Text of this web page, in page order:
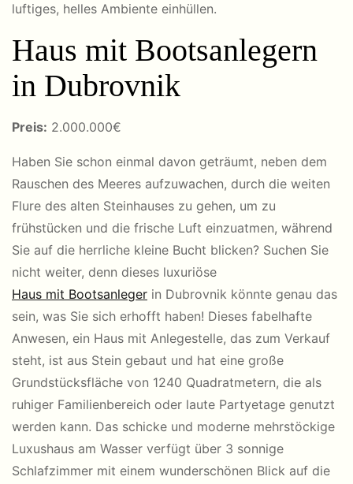
luftiges, helles Ambiente einhüllen.
Haus mit Bootsanlegern
in Dubrovnik
Preis: 2.000.000€
Haben Sie schon einmal davon geträumt, neben dem
Rauschen des Meeres aufzuwachen, durch die weiten
Flure des alten Steinhauses zu gehen, um zu
frühstücken und die frische Luft einzuatmen, während
Sie auf die herrliche kleine Bucht blicken? Suchen Sie
nicht weiter, denn dieses luxuriöse
Haus mit Bootsanleger in Dubrovnik könnte genau das
sein, was Sie sich erhofft haben! Dieses fabelhafte
Anwesen, ein Haus mit Anlegestelle, das zum Verkauf
steht, ist aus Stein gebaut und hat eine große
Grundstücksfläche von 1240 Quadratmetern, die als
ruhiger Familienbereich oder laute Partyetage genutzt
werden kann. Das schicke und moderne mehrstöckige
Luxushaus am Wasser verfügt über 3 sonnige
Schlafzimmer mit einem wunderschönen Blick auf die